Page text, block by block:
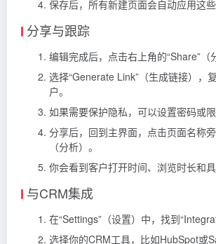
保存后，所有新建页面会自动应用这些
分享与跟踪
编辑完成后，点击右上角的“Share”（
选择“Generate Link”（生成链接），
户。
如果需要保护隐私，可以设置密码或限
分享后，回到主界面，点击页面名称
（分析）。
你会看到客户打开时间、浏览时长和具
与CRM集成
在“Settings”（设置）中，找到
选择你的CRM工具，比如HubSpot或